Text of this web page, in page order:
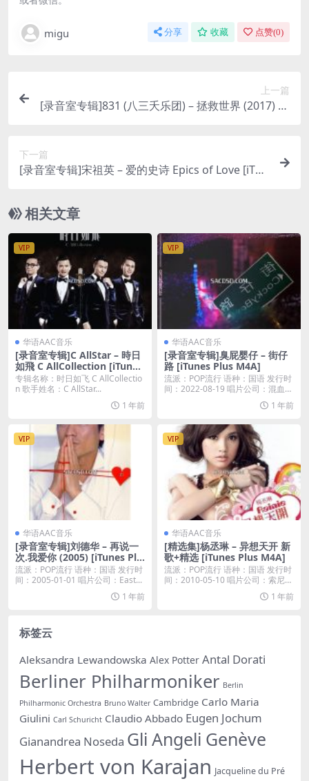
migu 分享 收藏 点赞(0)
上一篇
[录音室专辑]831 (八三夭乐团) – 拯救世界 (2017) [iT
下一篇
[录音室专辑]宋祖英 – 爱的史诗 Epics of Love [iTun
相关文章
VIP
华语AAC音乐
[录音室专辑]C AllStar – 時日
如飛 C AllCollection [iTunes
Plus M4A]
专辑名称：时日如飞 C AllCollectio
n 歌手姓名：C AllStar...
1 年前
VIP
华语AAC音乐
[录音室专辑]臭屁婴仔 – 街仔
路 [iTunes Plus M4A]
流派：POP流行 语种：国语 发行时
间：2022-08-19 唱片公司：混血兒
1 年前
VIP
华语AAC音乐
[录音室专辑]刘德华 – 再说一
次.我爱你 (2005) [iTunes Plu
s M4A]
流派：POP流行 语种：国语 发行时
间：2005-01-01 唱片公司：East...
1 年前
VIP
华语AAC音乐
[精选集]杨丞琳 – 异想天开 新
歌+精选 [iTunes Plus M4A]
流派：POP流行 语种：国语 发行时
间：2010-05-10 唱片公司：索尼音
1 年前
标签云
Aleksandra Lewandowska Alex Potter Antal Dorati
Berliner Philharmoniker Berlin
Philharmonic Orchestra Bruno Walter Cambridge Carlo Maria
Giulini Carl Schuricht Claudio Abbado Eugen Jochum
Gianandrea Noseda Gli Angeli Genève
Herbert von Karajan Jacqueline du Pré